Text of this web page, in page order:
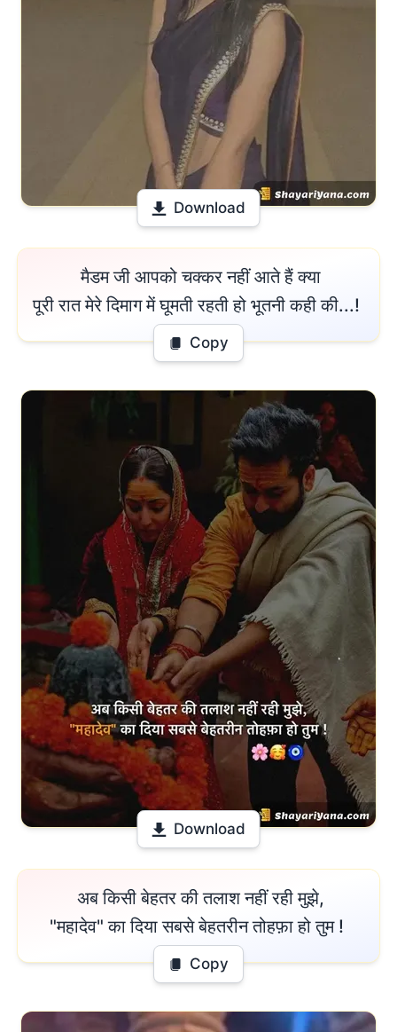
Download
मैडम जी आपको चक्कर नहीं आते हैं क्या
पूरी रात मेरे दिमाग में घूमती रहती हो भूतनी कही की...!
Copy
Download
"महादेव" का दिया सबसे बेहतरीन तोहफ़ा हो तुम !
Copy